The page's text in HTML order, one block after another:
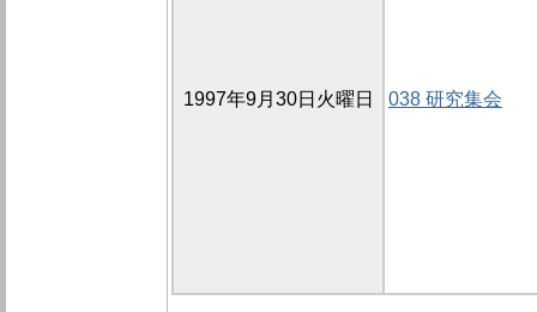
1997年9月30日火曜日 038 研究集会